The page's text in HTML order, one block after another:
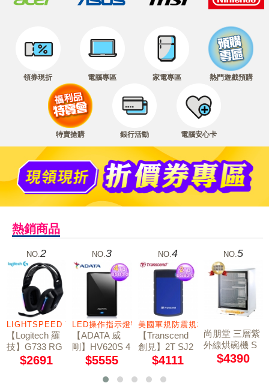
領券現折 電腦專區 家電專區 熱門遊戲預購
特賣搶購 銀行活動 電腦安心卡
熱銷商品
製護貝機
NO. 2
LIGHTSPEED 7.1 聲道
【Logitech 羅
技】G733 RG
B炫光無線電
$2691
NO.3
LED操作指示燈號
【ADATA 威
剛】HV620S 4
TB 2.5吋行動
$5555
NO. 4
美國軍規防震規格
【Transcend
創見】2T SJ2
5H3B USB3.0
軍規防震硬碟
藍
$4111
NO.5
尚朋堂 三層紫
外線烘碗機 S
D-1566
$4390